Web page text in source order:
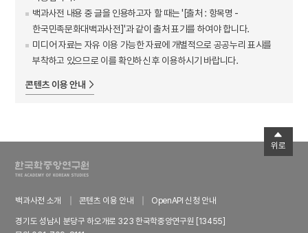
백과사전 내용 중 글을 인용하고자 할 때는 '[출처 : 항목명 -
한국민족문화대백과사전]'과 같이 출처 표기를 하여야 합니다.
미디어 자료는 자유 이용 가능한 자료에 개별적으로 공공누리 표시를
부착하고 있으므로 이를 확인하신 후 이용하시기 바랍니다.
콘텐츠 이용 안내
백과사전 소개 콘텐츠 이용 안내
OpenAPI 신청 안내
경기도 성남시 분당구 하오개로 323 한국학중앙연구원 [13455]
위로